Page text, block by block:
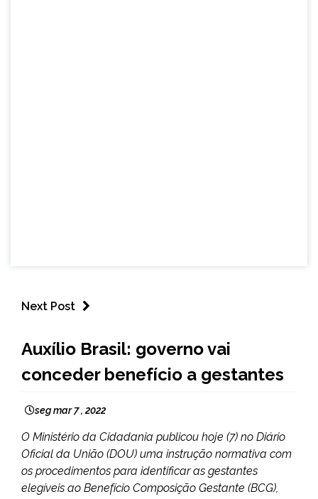
Next Post
NOTÍCIAS
Auxílio Brasil: governo vai
conceder benefício a gestantes
seg mar 7 , 2022
O Ministério da Cidadania publicou hoje (7) no Diário
Oficial da União (DOU) uma instrução normativa com
os procedimentos para identificar as gestantes
elegíveis ao Benefício Composição Gestante (BCG),